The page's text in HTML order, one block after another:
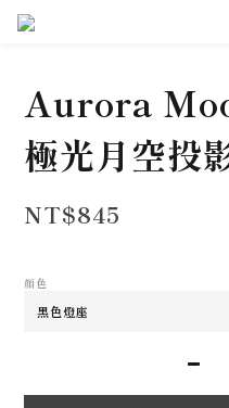
Aurora
極光月空投
NT$845
顏色